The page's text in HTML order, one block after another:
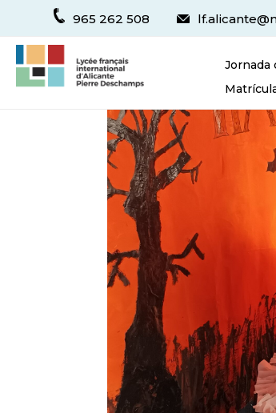
965 262 508
Jornada